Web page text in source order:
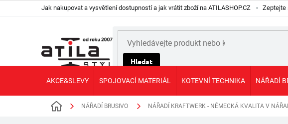
Jak nakupovat a vysvětlení dostupností a jak vrátit zboží na ATILASHOP.CZ Zeptejte
Hledat
AKCE&SLEVY SPOJOVACÍ MATERIÁL KOTEVNÍ TECHNIKA NÁŘADÍ
Domů NÁŘADÍ BRUSIVO NÁŘADÍ KRAFTWERK - NĚMECKÁ KVALITA V